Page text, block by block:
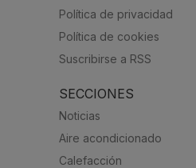
Política de privacidad
Política de cookies
Suscribirse a RSS
SECCIONES
Noticias
Aire acondicionado
Calefacción